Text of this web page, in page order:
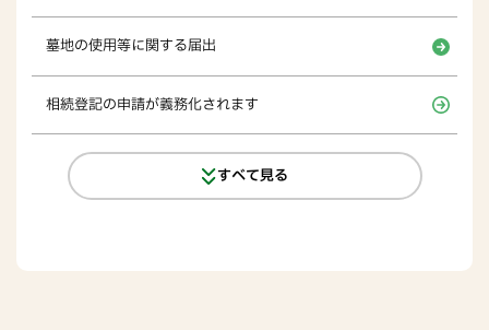
墓地の使用等に関する届出
相続登記の申請が義務化されます
すべて見る